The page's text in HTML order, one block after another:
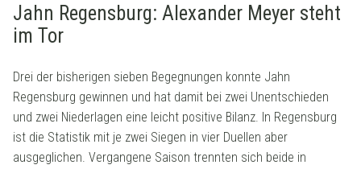
Jahn Regensburg: Alexander Meyer steht
im Tor
Drei der bisherigen sieben Begegnungen konnte Jahn
Regensburg gewinnen und hat damit bei zwei Unentschieden
und zwei Niederlagen eine leicht positive Bilanz. In Regensburg
ist die Statistik mit je zwei Siegen in vier Duellen aber
ausgeglichen. Vergangene Saison trennten sich beide in